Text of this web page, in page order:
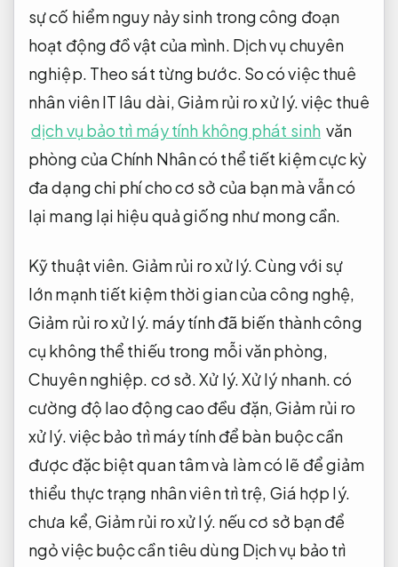
sự cố hiểm nguy nảy sinh trong công đoạn
hoạt động đồ vật của mình. Dịch vụ chuyên
nghiệp. Theo sát từng bước. So có việc thuê
nhân viên IT lâu dài,Giảm rủi ro xử lý.việc thuê
dịch vụ bảo trì máy tính không phát sinh văn
phòng của Chính Nhân có thể tiết kiệm cực kỳ
đa dạng chi phí cho cơ sở của bạn mà vẫn có
lại mang lại hiệu quả giống như mong cần.
Kỹ thuật viên. Giảm rủi ro xử lý.Cùng với sự
lớn mạnh tiết kiệm thời gian của công nghệ,
Giảm rủi ro xử lý. máy tính đã biến thành công
cụ không thể thiếu trong mỗi văn phòng,
Chuyên nghiệp. cơ sở.Xử lý.Xử lý nhanh.có
cường độ lao động cao đều đặn,Giảm rủi ro
xử lý.việc bảo trì máy tính để bàn buộc cần
được đặc biệt quan tâm và làm có lẽ để giảm
thiểu thực trạng nhân viên trì trệ, Giá hợp lý.
chưa kể,Giảm rủi ro xử lý. nếu cơ sở bạn để
ngỏ việc buộc cần tiêu dùng Dịch vụ bảo trì